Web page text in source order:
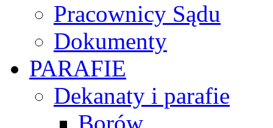
Pracownicy Sądu
Dokumenty
PARAFIE
Dekanaty i parafie